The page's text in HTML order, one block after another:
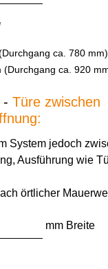
ca. 780 mm)
(Durchgang ca. 920
- Türe zwischen
System jedoch
Ausführung wie
örtlicher
mm Breite